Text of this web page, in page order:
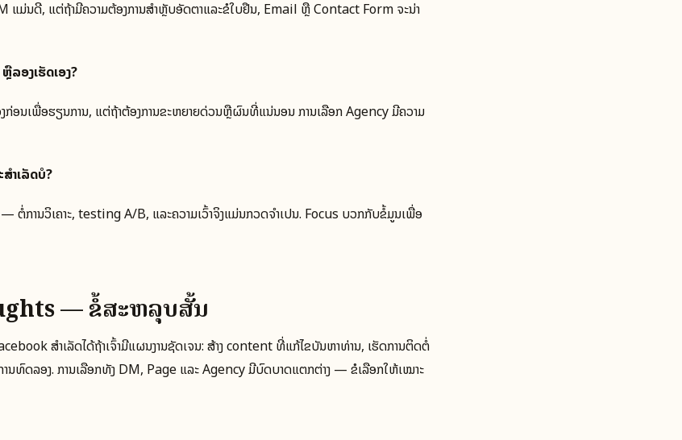
ແມ່ນດີ, ແຕ່ຖ້າມີຄວາມຕ້ອງການສຳຫຼັບອັດຕາແລະຂໍໃບຢືນ, Email ຫຼື Contact Form ຈະນ່າ
ອງເຮັດເອງ?
ງກ່ອນເພື່ອຮຽນການ, ແຕ່ຖ້າຕ້ອງການຂະຫຍາຍດ່ວນຫຼືຜົນທີ່ແນ່ນອນ ການເລືອກ Agency ມີຄວາມ
ຳເລັດບໍ?
ການວິເຄາະ, testing A/B, ແລະຄວາມເວົ້າຈິງແມ່ນກວດຈຳເປັນ. Focus ບວກກັບຂໍ້ມູນເພື່ອ
— ຂໍ້ສະຫລຸບສັ້ນ
ສໍາເລັດໄດ້ຖ້າເຈົ້າມີແຜນງານຊັດເຈນ: ສ້າງ content ທີ່ແກ້ໄຂບັນຫາທ່ານ, ເຮັດການຕິດຕໍ່
ານທົດລອງ. ການເລືອກທັງ DM, Page ແລະ Agency ມີບົດບາດແຕກຕ່າງ — ຂໍເລືອກໃຫ້ເໝາະ